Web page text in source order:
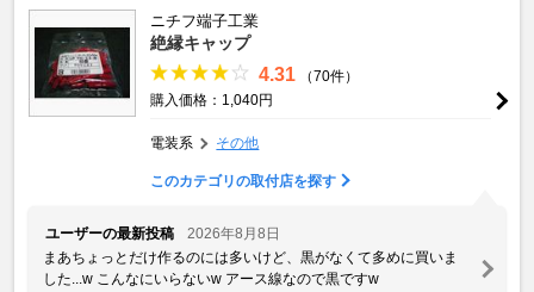
ニチフ端子工業
絶縁キャップ
4.31
（70件）
購入価格：1,040円
電装系 その他
このカテゴリの取付店を探す
ユーザーの最新投稿
2026年8月8日
まあちょっとだけ作るのには多いけど、黒がなくて多めに買いま
した...w こんなにいらないw アース線なので黒ですw